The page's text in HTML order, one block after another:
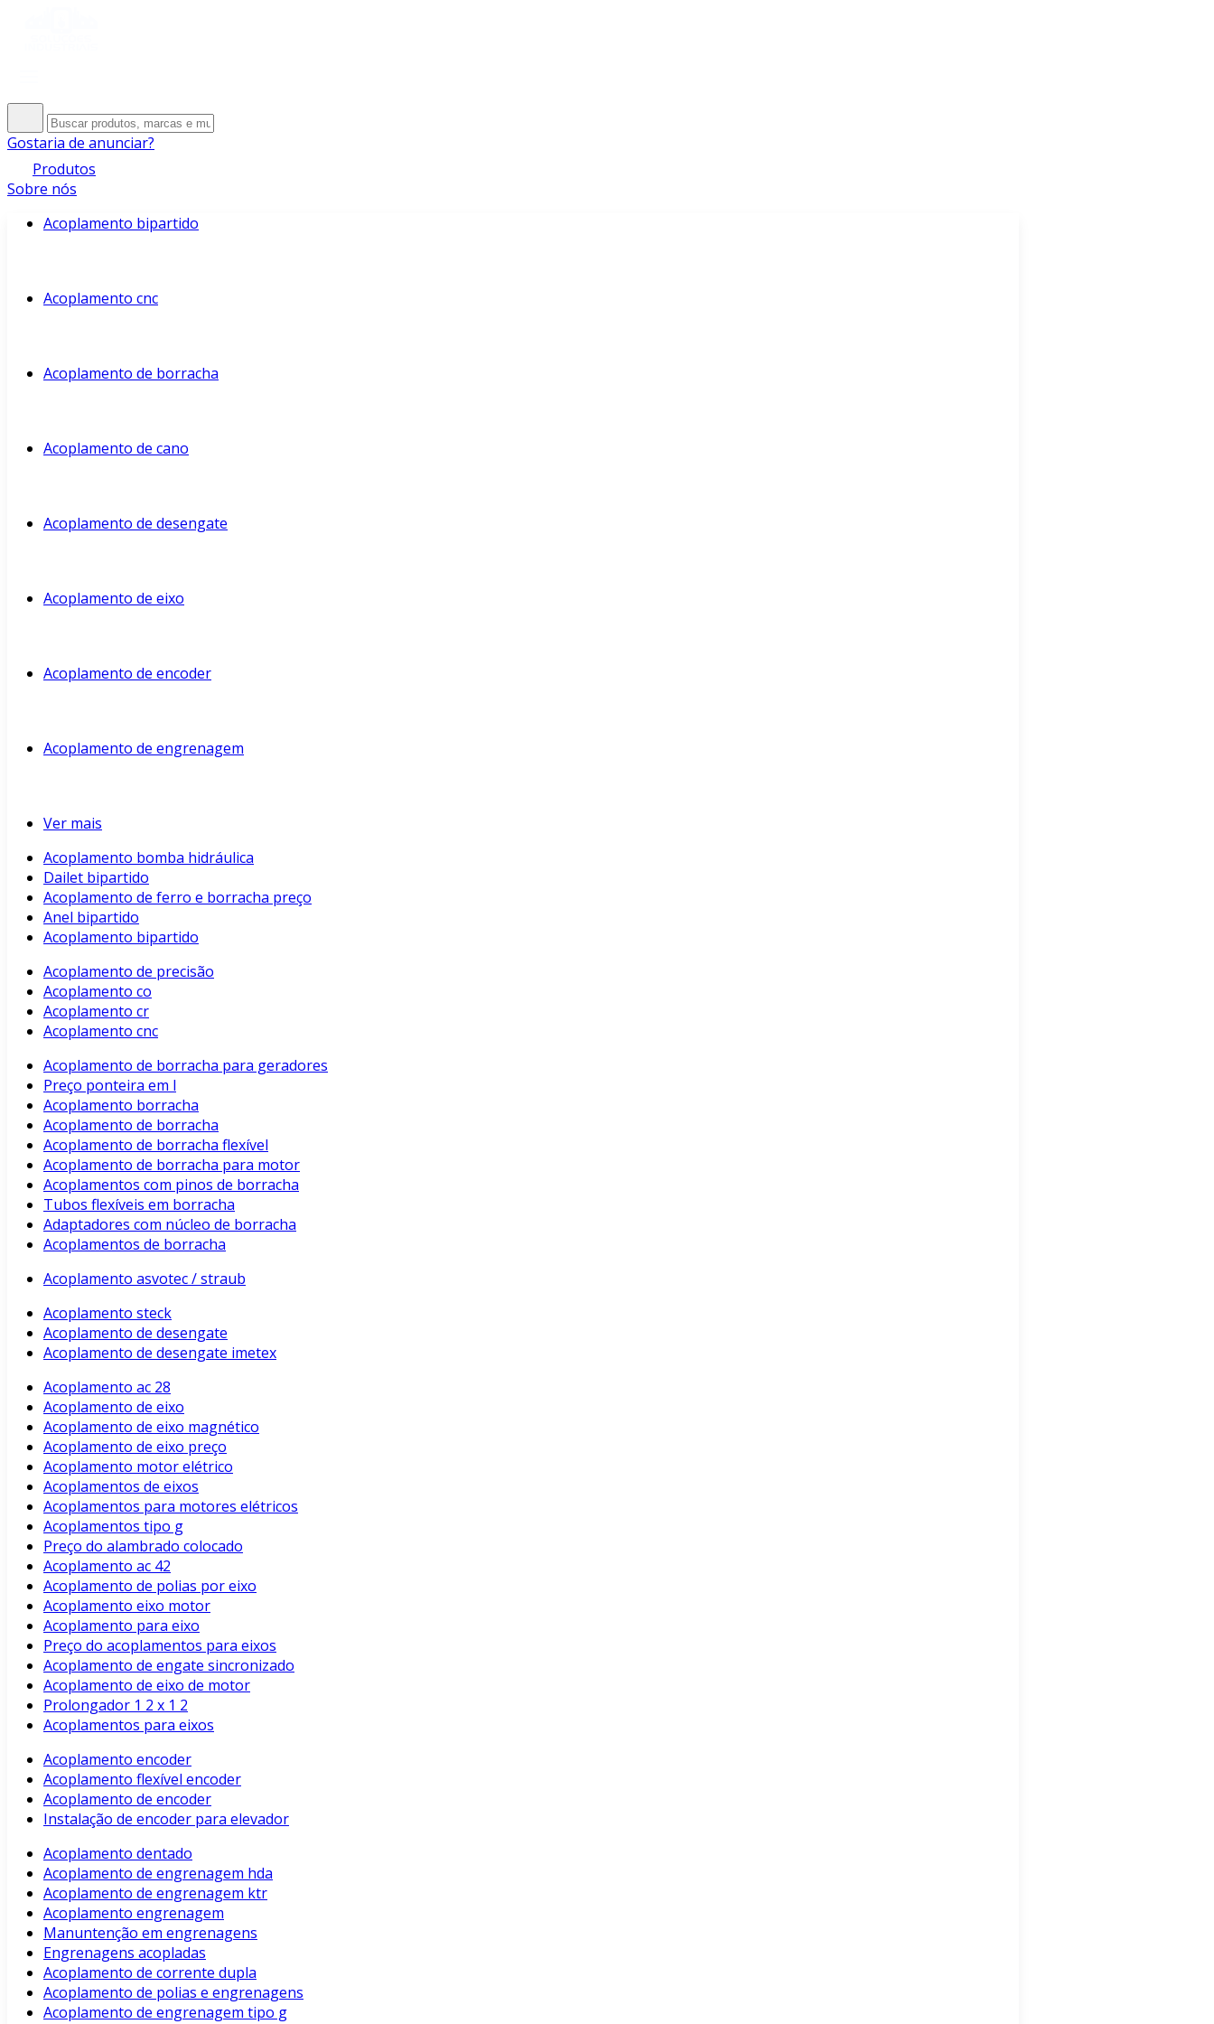
Gostaria de anunciar?
Produtos
Sobre nós
Acoplamento bipartido
Acoplamento cnc
Acoplamento de borracha
Acoplamento de cano
Acoplamento de desengate
Acoplamento de eixo
Acoplamento de encoder
Acoplamento de engrenagem
Ver mais
Acoplamento bomba hidráulica
Dailet bipartido
Acoplamento de ferro e borracha preço
Anel bipartido
Acoplamento bipartido
Acoplamento de precisão
Acoplamento co
Acoplamento cr
Acoplamento cnc
Acoplamento de borracha para geradores
Preço ponteira em l
Acoplamento borracha
Acoplamento de borracha
Acoplamento de borracha flexível
Acoplamento de borracha para motor
Acoplamentos com pinos de borracha
Tubos flexíveis em borracha
Adaptadores com núcleo de borracha
Acoplamentos de borracha
Acoplamento asvotec / straub
Acoplamento steck
Acoplamento de desengate
Acoplamento de desengate imetex
Acoplamento ac 28
Acoplamento de eixo
Acoplamento de eixo magnético
Acoplamento de eixo preço
Acoplamento motor elétrico
Acoplamentos de eixos
Acoplamentos para motores elétricos
Acoplamentos tipo g
Preço do alambrado colocado
Acoplamento ac 42
Acoplamento de polias por eixo
Acoplamento eixo motor
Acoplamento para eixo
Preço do acoplamentos para eixos
Acoplamento de engate sincronizado
Acoplamento de eixo de motor
Prolongador 1 2 x 1 2
Acoplamentos para eixos
Acoplamento encoder
Acoplamento flexível encoder
Acoplamento de encoder
Instalação de encoder para elevador
Acoplamento dentado
Acoplamento de engrenagem hda
Acoplamento de engrenagem ktr
Acoplamento engrenagem
Manuntenção em engrenagens
Engrenagens acopladas
Acoplamento de corrente dupla
Acoplamento de polias e engrenagens
Acoplamento de engrenagem tipo g